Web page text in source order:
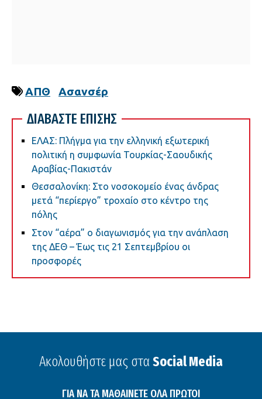
ΑΠΘ Ασανσέρ
ΔΙΑΒΑΣΤΕ ΕΠΙΣΗΣ
ΕΛΑΣ: Πλήγμα για την ελληνική εξωτερική
πολιτική η συμφωνία Τουρκίας-Σαουδικής
Αραβίας-Πακιστάν
Θεσσαλονίκη: Στο νοσοκομείο ένας άνδρας
μετά “περίεργο” τροχαίο στο κέντρο της
πόλης
Στον “αέρα” ο διαγωνισμός για την ανάπλαση
της ΔΕΘ – Έως τις 21 Σεπτεμβρίου οι
προσφορές
Ακολουθήστε μας στα Social Media
ΓΙΑ ΝΑ ΤΑ ΜΑΘΑΙΝΕΤΕ ΟΛΑ ΠΡΩΤΟΙ